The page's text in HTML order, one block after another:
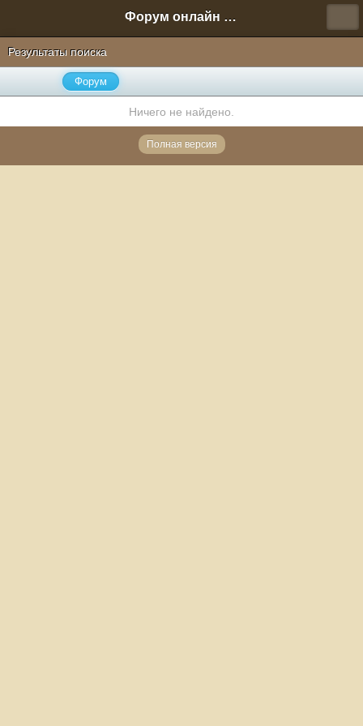
Форум онлайн игры "Новая Эра" (Нюра Биз)
Результаты поиска
Форум
Ничего не найдено.
Полная версия